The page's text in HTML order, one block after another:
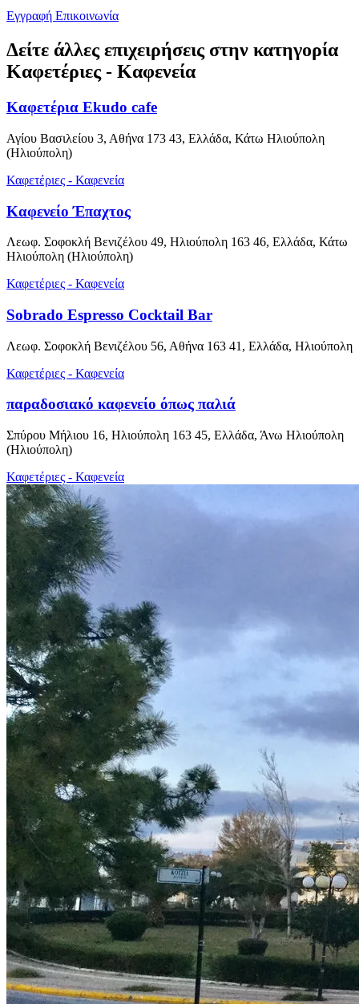
Εγγραφή Επικοινωνία
Δείτε άλλες επιχειρήσεις στην κατηγορία
Καφετέριες - Καφενεία
Καφετέρια Ekudo cafe
Αγίου Βασιλείου 3, Αθήνα 173 43, Ελλάδα, Κάτω Ηλιούπολη
(Ηλιούπολη)
Καφετέριες - Καφενεία
Καφενείο Έπαχτος
Λεωφ. Σοφοκλή Βενιζέλου 49, Ηλιούπολη 163 46, Ελλάδα, Κάτω
Ηλιούπολη (Ηλιούπολη)
Καφετέριες - Καφενεία
Sobrado Espresso Cocktail Bar
Λεωφ. Σοφοκλή Βενιζέλου 56, Αθήνα 163 41, Ελλάδα, Ηλιούπολη
Καφετέριες - Καφενεία
παραδοσιακό καφενείο όπως παλιά
Σπύρου Μήλιου 16, Ηλιούπολη 163 45, Ελλάδα, Άνω Ηλιούπολη
(Ηλιούπολη)
Καφετέριες - Καφενεία